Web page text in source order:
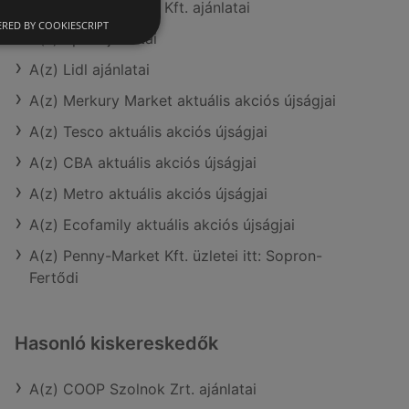
A(z) Penny-Market Kft. ajánlatai
A(z) Spar ajánlatai
A(z) Lidl ajánlatai
A(z) Merkury Market aktuális akciós újságjai
A(z) Tesco aktuális akciós újságjai
A(z) CBA aktuális akciós újságjai
A(z) Metro aktuális akciós újságjai
A(z) Ecofamily aktuális akciós újságjai
A(z) Penny-Market Kft. üzletei itt: Sopron-
Fertődi
Hasonló kiskereskedők
A(z) COOP Szolnok Zrt. ajánlatai
BY COOKIESCRIPT